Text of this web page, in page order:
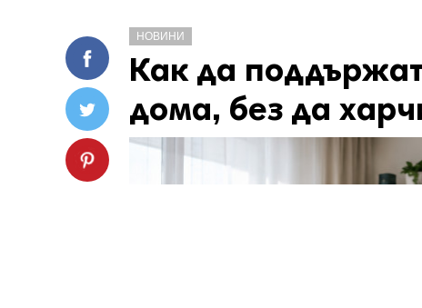
НОВИНИ
Как да
дома, без да